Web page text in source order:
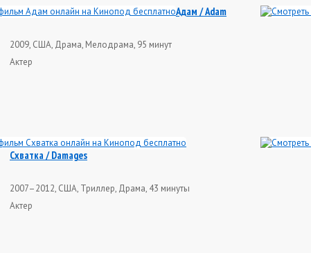
Адам / Adam
2009, США, Драма, Мелодрама, 95 минут
Актер
Схватка / Damages
2007–2012, США, Триллер, Драма, 43 минуты
Актер